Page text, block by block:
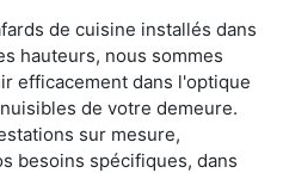
de cuisine installés dans
hauteurs, nous sommes
efficacement dans l'optique
de votre demeure.
sur mesure,
besoins spécifiques, dans